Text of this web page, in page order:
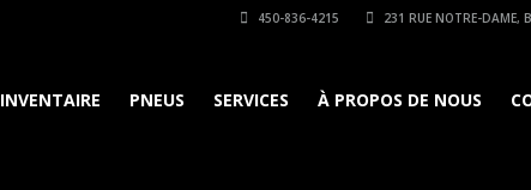
450-836-4215 231 RUE NOTRE-DAME,
INVENTAIRE PNEUS SERVICES À PROPOS DE NOUS